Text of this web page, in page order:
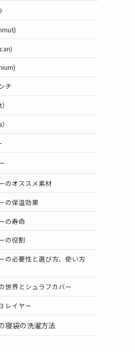
チ
のオススメ素材
の保温効果
の寿命
の役割
の必要性と選び方、使い方
世界とシュラフカバー
レイヤー
寝袋の洗濯方法